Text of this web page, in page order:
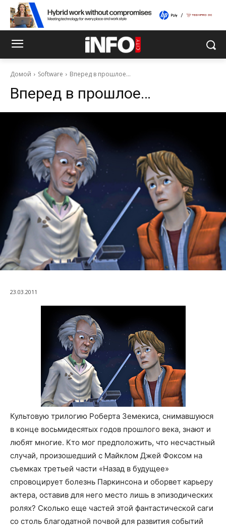
Домой Software Вперед в прошлое…
Вперед в прошлое…
23.03.2011
Культовую трилогию Роберта Земекиса, снимавшуюся
в конце восьмидесятых годов прошлого века, знают и
любят многие. Кто мог предположить, что несчастный
случай, произошедший с Майклом Джей Фоксом на
съемках третьей части «Назад в будущее»
спровоцирует болезнь Паркинсона и оборвет карьеру
актера, оставив для него место лишь в эпизодических
ролях? Сколько еще частей этой фантастической саги
со столь благодатной почвой для развития событий